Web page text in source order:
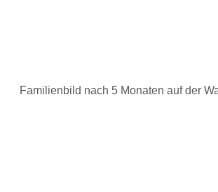
Familienbild nach 5 Monaten auf der